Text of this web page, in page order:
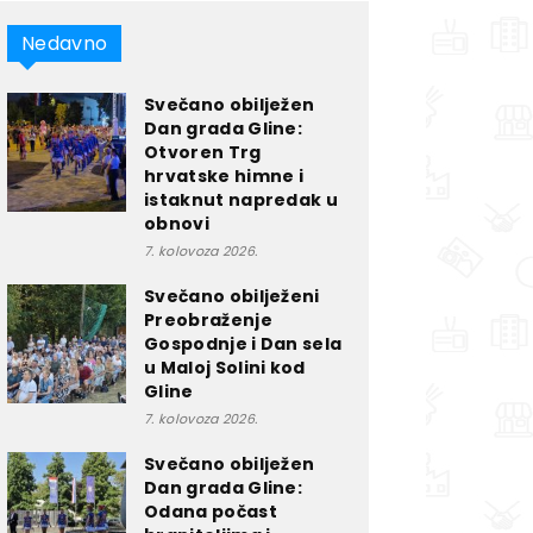
Nedavno
Svečano obilježen
Dan grada Gline:
Otvoren Trg
hrvatske himne i
istaknut napredak u
obnovi
7. kolovoza 2026.
Svečano obilježeni
Preobraženje
Gospodnje i Dan sela
u Maloj Solini kod
Gline
7. kolovoza 2026.
Svečano obilježen
Dan grada Gline:
Odana počast